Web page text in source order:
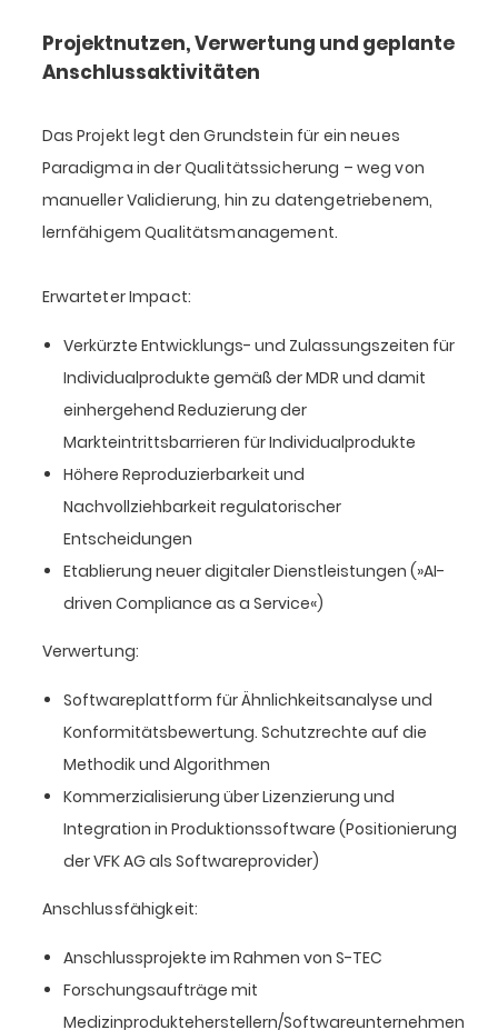
Projektnutzen, Verwertung und geplante
Anschlussaktivitäten
Das Projekt legt den Grundstein für ein neues
Paradigma in der Qualitätssicherung – weg von
manueller Validierung, hin zu datengetriebenem,
lernfähigem Qualitätsmanagement.
Erwarteter Impact:
Verkürzte Entwicklungs- und Zulassungszeiten für
Individualprodukte gemäß der MDR und damit
einhergehend Reduzierung der
Markteintrittsbarrieren für Individualprodukte
Höhere Reproduzierbarkeit und
Nachvollziehbarkeit regulatorischer
Entscheidungen
Etablierung neuer digitaler Dienstleistungen (»AI-
driven Compliance as a Service«)
Verwertung:
Softwareplattform für Ähnlichkeitsanalyse und
Konformitätsbewertung. Schutzrechte auf die
Methodik und Algorithmen
Kommerzialisierung über Lizenzierung und
Integration in Produktionssoftware (Positionierung
der VFK AG als Softwareprovider)
Anschlussfähigkeit:
Anschlussprojekte im Rahmen von S-TEC
Forschungsaufträge mit
Medizinprodukteherstellern/Softwareunternehmen